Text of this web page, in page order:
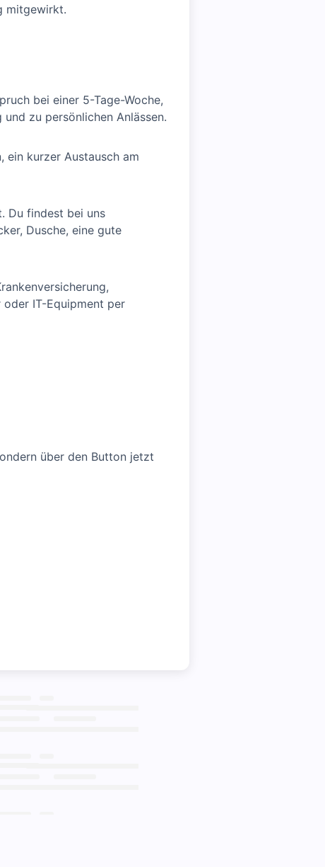
mitgewirkt.
bei einer 5-Tage-Woche,
zu persönlichen Anlässen.
ein kurzer Austausch am
Du findest bei uns
Dusche, eine gute
oder IT-Equipment per
über den Button jetzt